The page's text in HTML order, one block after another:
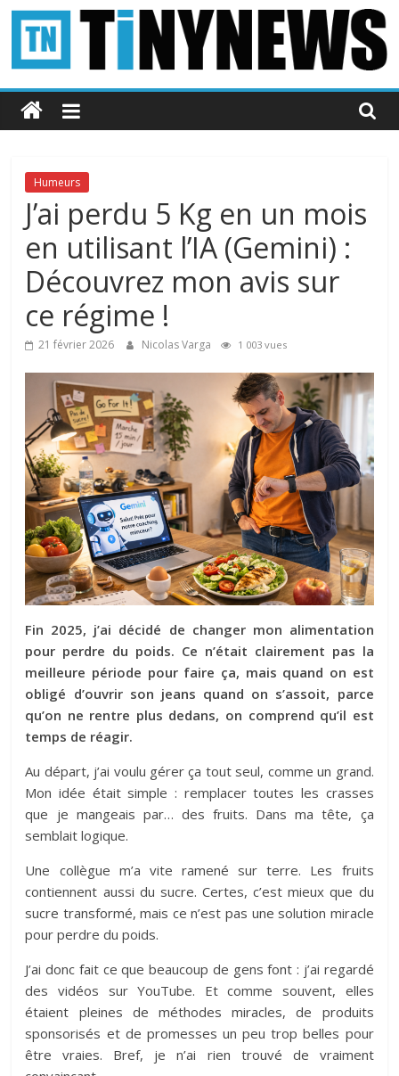
Passer
contenu
Tinynews
Le
belge
connecté
Humeurs
J’ai perdu 5 Kg en un mois
en utilisant l’IA (Gemini) :
Découvrez mon avis sur
ce régime !
21 février 2026 Nicolas Varga 1 003 vues
Fin 2025, j’ai décidé de changer mon alimentation
pour perdre du poids. Ce n’était clairement pas la
meilleure période pour faire ça, mais quand on est
obligé d’ouvrir son jeans quand on s’assoit, parce
qu’on ne rentre plus dedans, on comprend qu’il est
temps de réagir.
Au départ, j’ai voulu gérer ça tout seul, comme un grand.
Mon idée était simple : remplacer toutes les crasses
que je mangeais par… des fruits. Dans ma tête, ça
semblait logique.
Une collègue m’a vite ramené sur terre. Les fruits
contiennent aussi du sucre. Certes, c’est mieux que du
sucre transformé, mais ce n’est pas une solution miracle
pour perdre du poids.
J’ai donc fait ce que beaucoup de gens font : j’ai regardé
des vidéos sur YouTube. Et comme souvent, elles
étaient pleines de méthodes miracles, de produits
sponsorisés et de promesses un peu trop belles pour
être vraies. Bref, je n’ai rien trouvé de vraiment